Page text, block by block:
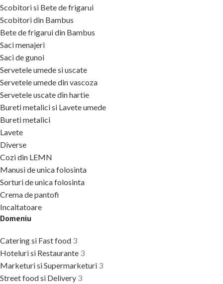
Scobitori si Bete de frigarui
Scobitori din Bambus
Bete de frigarui din Bambus
Saci menajeri
Saci de gunoi
Servetele umede si uscate
Servetele umede din vascoza
Servetele uscate din hartie
Bureti metalici si Lavete umede
Bureti metalici
Lavete
Diverse
Cozi din LEMN
Manusi de unica folosinta
Sorturi de unica folosinta
Crema de pantofi
Incaltatoare
Domeniu
Catering si Fast food 3
Hoteluri si Restaurante 3
Marketuri si Supermarketuri 3
Street food si Delivery 3